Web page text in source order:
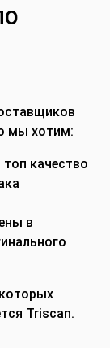
мы хотим:
качество
в
Triscan.